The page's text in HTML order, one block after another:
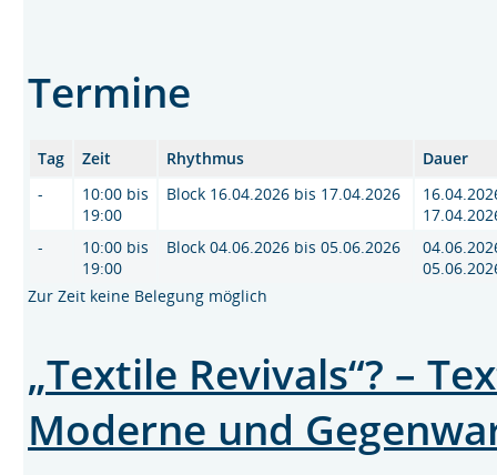
Termine
Tag Zeit Rhythmus
Dauer
-
10:00 bis
19:00
Block 16.04.2026 bis 17.04.2026
-
10:00 bis
19:00
Block 04.06.2026 bis 05.06.2026
Zur Zeit keine Belegung möglich
„Textile Revivals“? –
Moderne und